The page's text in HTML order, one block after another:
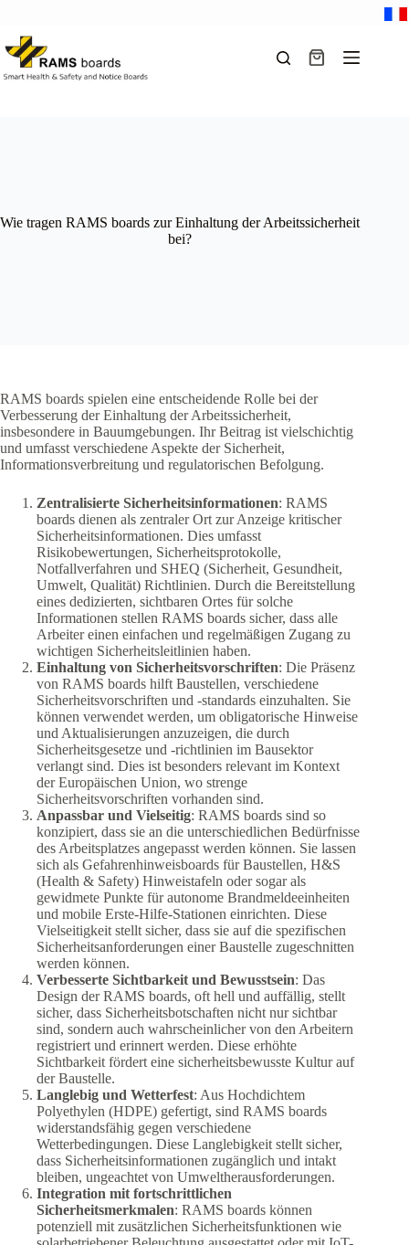
springen
Warenkorb
Wie tragen RAMS boards zur Einhaltung der Arbeitssicherheit
bei?
RAMS boards spielen eine entscheidende Rolle bei der
Verbesserung der Einhaltung der Arbeitssicherheit,
insbesondere in Bauumgebungen. Ihr Beitrag ist vielschichtig
und umfasst verschiedene Aspekte der Sicherheit,
Informationsverbreitung und regulatorischen Befolgung.
Zentralisierte Sicherheitsinformationen: RAMS
boards dienen als zentraler Ort zur Anzeige kritischer
Sicherheitsinformationen. Dies umfasst
Risikobewertungen, Sicherheitsprotokolle,
Notfallverfahren und SHEQ (Sicherheit, Gesundheit,
Umwelt, Qualität) Richtlinien. Durch die Bereitstellung
eines dedizierten, sichtbaren Ortes für solche
Informationen stellen RAMS boards sicher, dass alle
Arbeiter einen einfachen und regelmäßigen Zugang zu
wichtigen Sicherheitsleitlinien haben.
Einhaltung von Sicherheitsvorschriften: Die Präsenz
von RAMS boards hilft Baustellen, verschiedene
Sicherheitsvorschriften und -standards einzuhalten. Sie
können verwendet werden, um obligatorische Hinweise
und Aktualisierungen anzuzeigen, die durch
Sicherheitsgesetze und -richtlinien im Bausektor
verlangt sind. Dies ist besonders relevant im Kontext
der Europäischen Union, wo strenge
Sicherheitsvorschriften vorhanden sind.
Anpassbar und Vielseitig: RAMS boards sind so
konzipiert, dass sie an die unterschiedlichen Bedürfnisse
des Arbeitsplatzes angepasst werden können. Sie lassen
sich als Gefahrenhinweisboards für Baustellen, H&S
(Health & Safety) Hinweistafeln oder sogar als
gewidmete Punkte für autonome Brandmeldeeinheiten
und mobile Erste-Hilfe-Stationen einrichten. Diese
Vielseitigkeit stellt sicher, dass sie auf die spezifischen
Sicherheitsanforderungen einer Baustelle zugeschnitten
werden können.
Verbesserte Sichtbarkeit und Bewusstsein: Das
Design der RAMS boards, oft hell und auffällig, stellt
sicher, dass Sicherheitsbotschaften nicht nur sichtbar
sind, sondern auch wahrscheinlicher von den Arbeitern
registriert und erinnert werden. Diese erhöhte
Sichtbarkeit fördert eine sicherheitsbewusste Kultur auf
der Baustelle.
Langlebig und Wetterfest: Aus Hochdichtem
Polyethylen (HDPE) gefertigt, sind RAMS boards
widerstandsfähig gegen verschiedene
Wetterbedingungen. Diese Langlebigkeit stellt sicher,
dass Sicherheitsinformationen zugänglich und intakt
bleiben, ungeachtet von Umweltherausforderungen.
Integration mit fortschrittlichen
Sicherheitsmerkmalen: RAMS boards können
potenziell mit zusätzlichen Sicherheitsfunktionen wie